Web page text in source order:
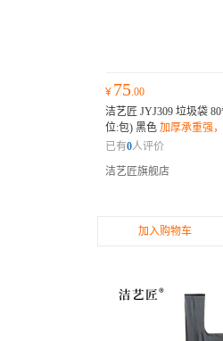
¥ 75.00
洁艺匠 JYJ309 垃圾袋
位:包) 黑色 加厚承重强
口设计，密封防漏；环
已有0人评价
洁艺匠旗舰店
加入购物车